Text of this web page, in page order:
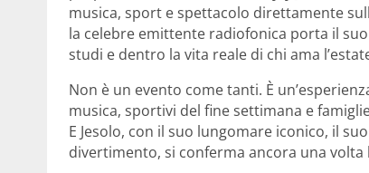
musica, sport e spettacolo direttamente
la celebre emittente radiofonica porta il
studi e dentro la vita reale di chi ama
Non è un evento come tanti. È
musica, sportivi del fine settimana e
E Jesolo, con il suo lungomare iconico, il
divertimento, si conferma ancora una